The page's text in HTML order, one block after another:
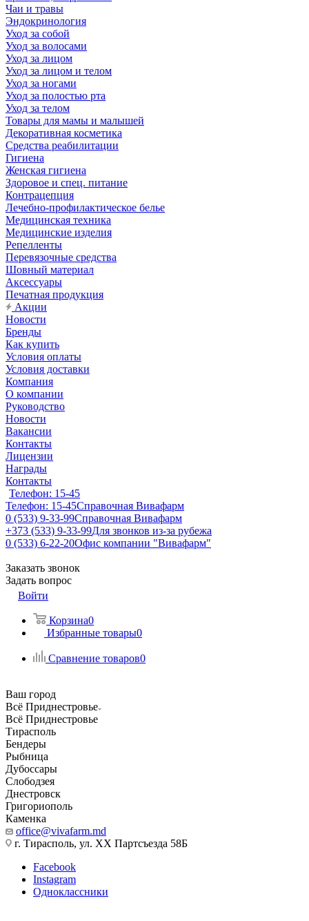
Чаи и травы
Эндокринология
Уход за собой
Уход за волосами
Уход за лицом
Уход за лицом и телом
Уход за ногами
Уход за полостью рта
Уход за телом
Товары для мамы и малышей
Декоративная косметика
Средства реабилитации
Гигиена
Женская гигиена
Здоровое и спец. питание
Контрацепция
Лечебно-профилактическое белье
Медицинская техника
Медицинские изделия
Репелленты
Перевязочные средства
Шовный материал
Аксессуары
Печатная продукция
Акции
Новости
Бренды
Как купить
Условия оплаты
Условия доставки
Компания
О компании
Руководство
Новости
Вакансии
Контакты
Лицензии
Награды
Контакты
Телефон: 15-45
Телефон: 15-45Справочная Вивафарм
0 (533) 9-33-99Справочная Вивафарм
+373 (533) 9-33-99Для звонков из-за рубежа
0 (533) 6-22-20Офис компании "Вивафарм"
Заказать звонок
Задать вопрос
Войти
Корзина0
Избранные товары0
Сравнение товаров0
Ваш город
Всё Приднестровье
Всё Приднестровье
Тирасполь
Бендеры
Рыбница
Дубоссары
Слободзея
Днестровск
Григориополь
Каменка
office@vivafarm.md
г. Тирасполь, ул. ХХ Партсъезда 58Б
Facebook
Instagram
Одноклассники